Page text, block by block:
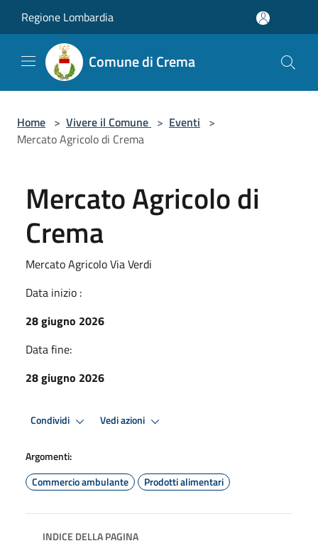
Regione Lombardia
Comune di Crema
Home > Vivere il Comune > Eventi >
Mercato Agricolo di Crema
Mercato Agricolo di
Crema
Mercato Agricolo Via Verdi
Data inizio :
28 giugno 2026
Data fine:
28 giugno 2026
Condividi Vedi azioni
Argomenti:
Commercio ambulante
Prodotti alimentari
INDICE DELLA PAGINA